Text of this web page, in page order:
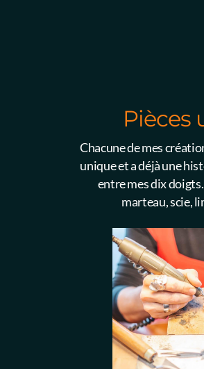
Pièces
Chacune de mes
unique et a déjà une
entre mes dix
marteau, scie,